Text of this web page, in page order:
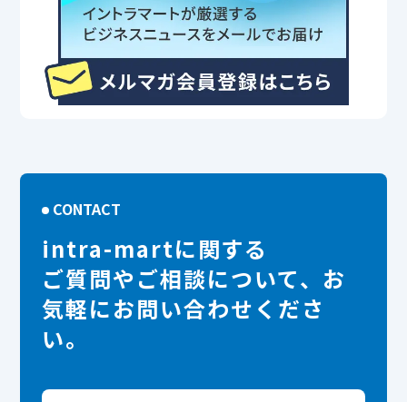
CONTACT
intra-martに関する
ご質問やご相談について、お
気軽にお問い合わせくださ
い。